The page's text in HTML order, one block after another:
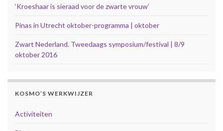
‘Kroeshaar is sieraad voor de zwarte vrouw’
Pinas in Utrecht oktober-programma | oktober
Zwart Nederland. Tweedaags symposium/festival | 8/9
oktober 2016
KOSMO’S WERKWIJZER
Activiteiten